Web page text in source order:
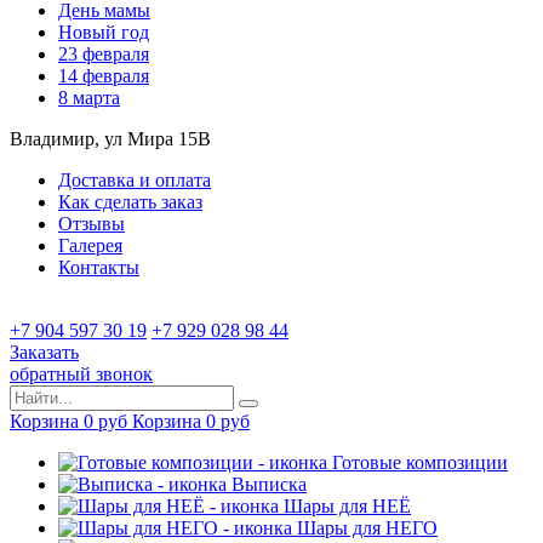
День мамы
Новый год
23 февраля
14 февраля
8 марта
Владимир, ул Мира 15B
Доставка и оплата
Как сделать заказ
Отзывы
Галерея
Контакты
+7 904 597 30 19 +7 929 028 98 44
Заказать
обратный звонок
Корзина 0 руб Корзина 0 руб
Готовые композиции
Выписка
Шары для НЕЁ
Шары для НЕГО